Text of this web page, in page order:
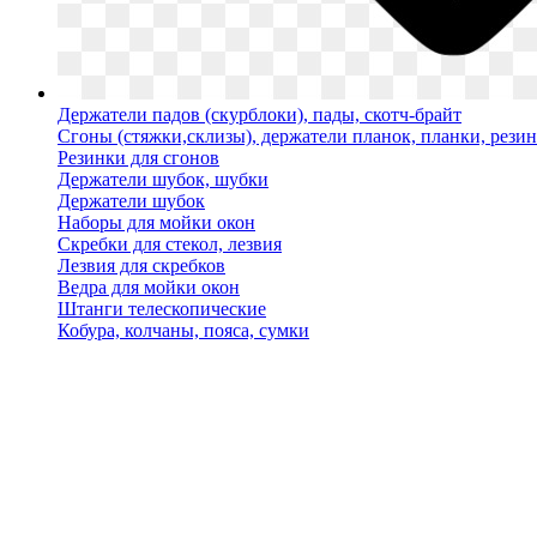
Держатели падов (скурблоки), пады, скотч-брайт
Сгоны (стяжки,склизы), держатели планок, планки,
Резинки для сгонов
Держатели шубок, шубки
Держатели шубок
Наборы для мойки окон
Скребки для стекол, лезвия
Лезвия для скребков
Ведра для мойки окон
Штанги телескопические
Кобура, колчаны, пояса, сумки